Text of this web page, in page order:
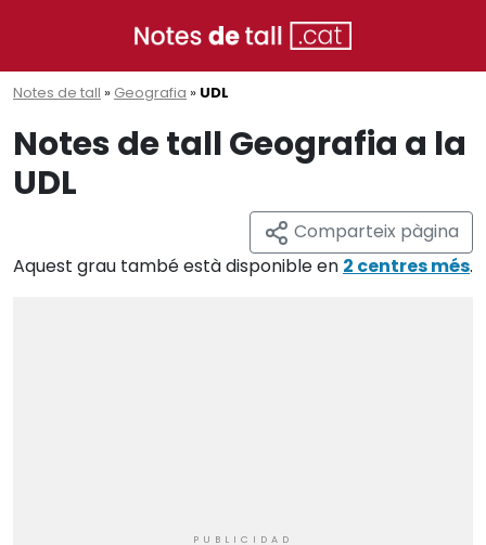
Notes de tall » Geografia » UDL
Notes de tall Geografia a la
UDL
Comparteix pàgina
Aquest grau també està disponible en 2 centres més.